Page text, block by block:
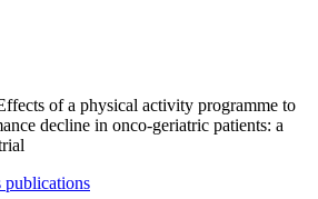
of a physical activity programme to
decline in onco-geriatric patients: a
publications